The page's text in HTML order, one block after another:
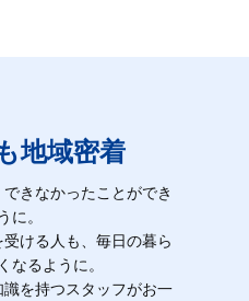
地域密着
きなかったことができ
に。
ける人も、毎日の暮ら
なるように。
を持つスタッフがお一